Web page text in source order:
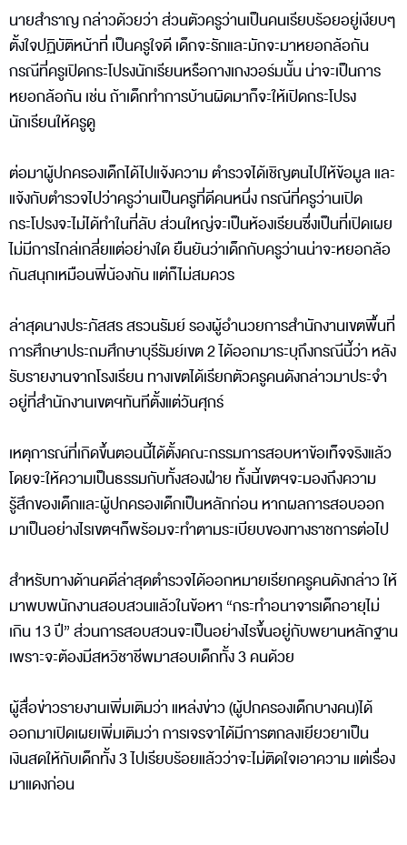
นายสำราญ กล่าวด้วยว่า ส่วนตัวครูว่านเป็นคนเรียบร้อยอยู่เงียบๆ
ตั้งใจปฏิบัติหน้าที่ เป็นครูใจดี เด็กจะรักและมักจะมาหยอกล้อกัน
กรณีที่ครูเปิดกระโปรงนักเรียนหรือกางเกงวอร์มนั้น น่าจะเป็นการ
หยอกล้อกัน เช่น ถ้าเด็กทำการบ้านผิดมาก็จะให้เปิดกระโปรง
นักเรียนให้ครูดู
ต่อมาผู้ปกครองเด็กได้ไปแจ้งความ ตำรวจได้เชิญตนไปให้ข้อมูล และ
แจ้งกับตำรวจไปว่าครูว่านเป็นครูที่ดีคนหนึ่ง กรณีที่ครูว่านเปิด
กระโปรงจะไม่ได้ทำในที่ลับ ส่วนใหญ่จะเป็นห้องเรียนซึ่งเป็นที่เปิดเผย
ไม่มีการไกล่เกลี่ยแต่อย่างใด ยืนยันว่าเด็กกับครูว่านน่าจะหยอกล้อ
กันสนุกเหมือนพี่น้องกัน แต่ก็ไม่สมควร
ล่าสุดนางประภัสสร สรวนรัมย์ รองผู้อำนวยการสำนักงานเขตพื้นที่
การศึกษาประถมศึกษาบุรีรัมย์เขต 2 ได้ออกมาระบุถึงกรณีนี้ว่า หลัง
รับรายงานจากโรงเรียน ทางเขตได้เรียกตัวครูคนดังกล่าวมาประจำ
อยู่ที่สำนักงานเขตฯทันทีตั้งแต่วันศุกร์
เหตุการณ์ที่เกิดขึ้นตอนนี้ได้ตั้งคณะกรรมการสอบหาข้อเท็จจริงแล้ว
โดยจะให้ความเป็นธรรมกับทั้งสองฝ่าย ทั้งนี้เขตฯจะมองถึงความ
รู้สึกของเด็กและผู้ปกครองเด็กเป็นหลักก่อน หากผลการสอบออก
มาเป็นอย่างไรเขตฯก็พร้อมจะทำตามระเบียบของทางราชการต่อไป
สำหรับทางด้านคดีล่าสุดตำรวจได้ออกหมายเรียกครูคนดังกล่าว ให้
มาพบพนักงานสอบสวนแล้วในข้อหา “กระทำอนาจารเด็กอายุไม่
เกิน 13 ปี” ส่วนการสอบสวนจะเป็นอย่างไรขึ้นอยู่กับพยานหลักฐาน
เพราะจะต้องมีสหวิชาชีพมาสอบเด็กทั้ง 3 คนด้วย
ผู้สื่อข่าวรายงานเพิ่มเติมว่า แหล่งข่าว (ผู้ปกครองเด็กบางคน)ได้
ออกมาเปิดเผยเพิ่มเติมว่า การเจรจาได้มีการตกลงเยียวยาเป็น
เงินสดให้กับเด็กทั้ง 3 ไปเรียบร้อยแล้วว่าจะไม่ติดใจเอาความ แต่เรื่อง
มาแดงก่อน